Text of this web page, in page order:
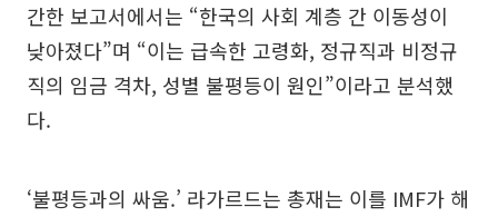
간한 보고서에서는 “한국의 사회 계층 간 이동성이
낮아졌다”며 “이는 급속한 고령화, 정규직과 비정규
직의 임금 격차, 성별 불평등이 원인”이라고 분석했
다.
‘불평등과의 싸움.’ 라가르드는 총재는 이를 IMF가 해